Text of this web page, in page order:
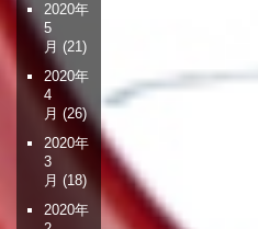
2020年
5
月 (21)
2020年
4
月 (26)
2020年
3
月 (18)
2020年